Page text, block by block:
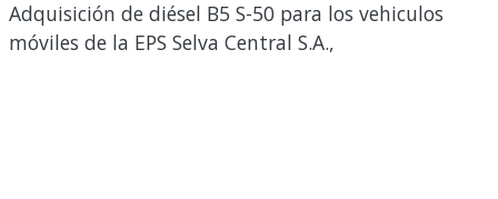
Adquisición de diésel B5 S-50 para los vehiculos
móviles de la EPS Selva Central S.A.,